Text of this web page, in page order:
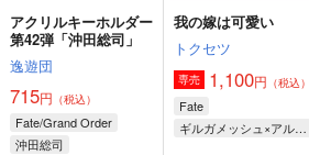
アクリルキーホルダー
第42弾「沖田総司」
逸遊団
715円 （税込）
Fate/Grand Order
沖田総司
我の嫁は可愛い
トクセツ
専売 1,100円 （税込）
Fate
ギルガメッシュ×アルトリア